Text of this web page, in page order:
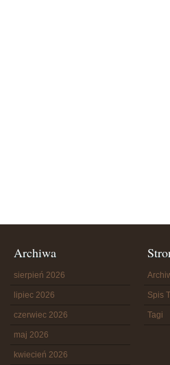
Archiwa
sierpień 2026
lipiec 2026
czerwiec 2026
maj 2026
kwiecień 2026
Spis
Tagi